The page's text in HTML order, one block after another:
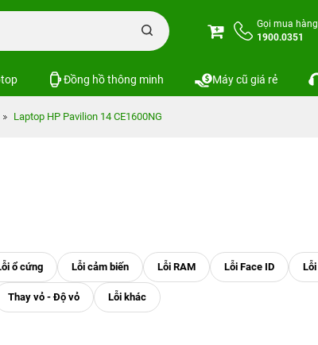
Gọi mua hàng
1900.0351
Đồng hồ thông minh Máy cũ giá rẻ
Laptop HP Pavilion 14 CE1600NG